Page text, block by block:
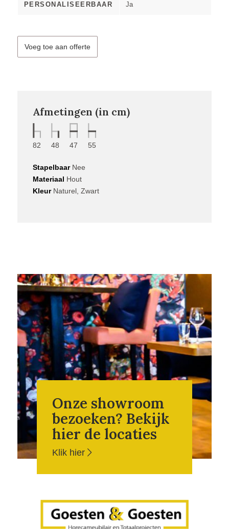
PERSONALISEERBAAR Ja
Voeg toe aan offerte
Afmetingen (in cm)
82 48 47 55
StapelbaarNee
Materiaal Hout
KleurNaturel, Zwart
Onze showroom
bezoeken? Bekijk
hier de locaties
Klik hier